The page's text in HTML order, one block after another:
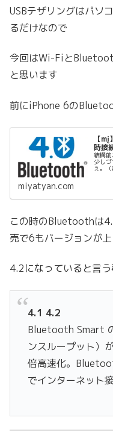
USBテザリングはパソ
るだけなので
今回はWi-Fiと
と思います
前にiPhone 6の
【
時接
結構
少し
ぇ。
miyatyan.com
この時のBluetoothは
売で6もバージョンが
4.2になっていると言う
4.1 4.2
Bluetooth Smart
ンスループット）
倍高速化。
でインターネット